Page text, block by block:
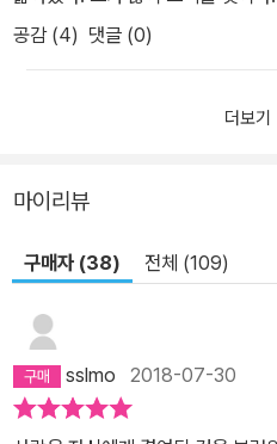
도 지혜롭게 적응하는 로스토프 백
힘든 르네상스적 전인(全人)이다. ‘옛 시절에 대한 향수와 애정으로
길 바란다’는 토울스의 당부처럼,
는 호평을 받으며 출간 직후 베스
17년에는 독자와 도서관 사서, 북
어갔다. 그해 말에는 《타임스》,《
오바마 전 미국 대통령이 ‘올해의
는 성공을 거두었다. 『모스크바의
미국에서만 110만 부 이상 판매되
셀러 기록을 이어가는 중이다. 또
독자들과 만날 준비를 하고 있으며,
공감 (4) 댓글 (0)
더보기
마이리뷰
구매자 (38) 전체 (109)
sslmo 2018-07-30